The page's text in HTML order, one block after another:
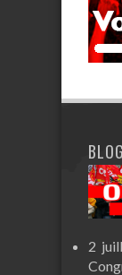
2